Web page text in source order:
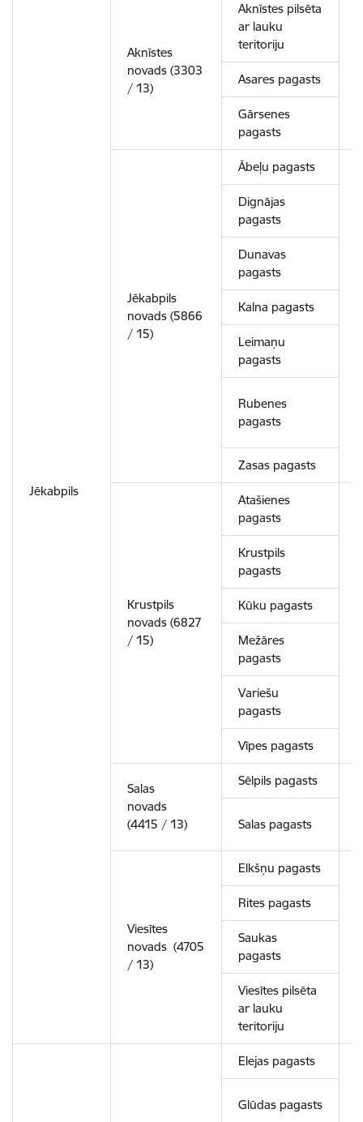
Jēkabpils
Aknīstes
novads (3303
/ 13)
Aknīstes pilsēta
ar lauku
teritoriju
Asares pagasts
Gārsenes
pagasts
Jēkabpils
novads (5866
/ 15)
Ābeļu pagasts
Dignājas
pagasts
Dunavas
pagasts
Kalna pagasts
Leimaņu
pagasts
Rubenes
pagasts
Zasas pagasts
Krustpils
novads (6827
/ 15)
Atašienes
pagasts
Krustpils
pagasts
Kūku pagasts
Mežāres
pagasts
Variešu
pagasts
Vīpes pagasts
Salas
novads
(4415 / 13)
Sēlpils pagasts
Salas pagasts
Viesītes
novads (4705
/ 13)
Elkšņu pagasts
Rites pagasts
Saukas
pagasts
Viesītes pilsēta
ar lauku
teritoriju
Elejas pagasts
Glūdas pagasts